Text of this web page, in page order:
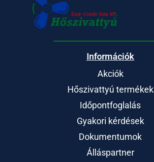
Információk
Akciók
Hőszivattyú termékek
Időpontfoglalás
Gyakori kérdések
Dokumentumok
Álláspartner